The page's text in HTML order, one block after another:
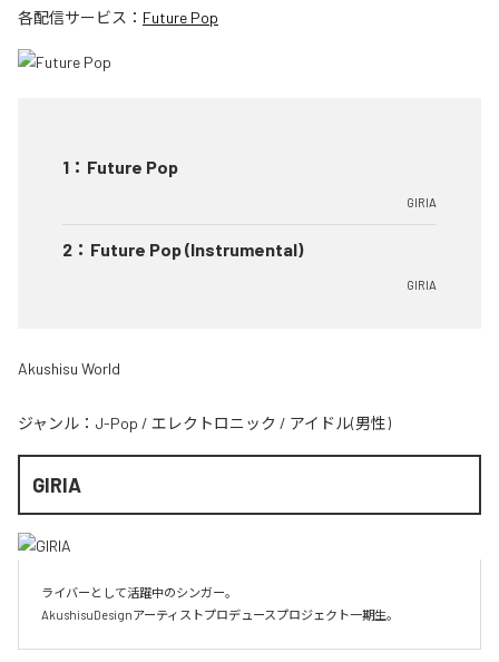
各配信サービス： Future Pop
1 ： Future Pop
GIRIA
2 ： Future Pop (Instrumental)
GIRIA
Akushisu World
ジャンル： J-Pop / エレクトロニック / アイドル(男性)
GIRIA
ライバーとして活躍中のシンガー。
AkushisuDesignアーティストプロデュースプロジェクト一期生。